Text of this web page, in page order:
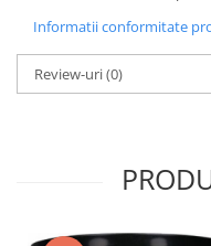
Informatii conformitate
Review-uri(0)